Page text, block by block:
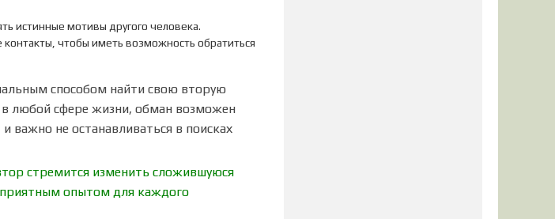
истинные мотивы другого человека.
чтобы иметь возможность обратиться
способом найти свою вторую
любой сфере жизни, обман возможен
важно не останавливаться в поисках
стремится изменить сложившуюся
приятным опытом для каждого